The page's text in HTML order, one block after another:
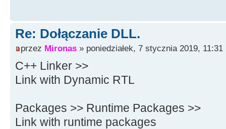
Re: Dołączanie DLL.
przez Mironas » poniedziałek, 7 stycznia 2019, 11:31
C++ Linker >>
Link with Dynamic RTL
Packages >> Runtime Packages >>
Link with runtime packages